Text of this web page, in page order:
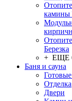
камины
Березка
+ ЕЩЕ
Баня и сауна
Отделка
Двери